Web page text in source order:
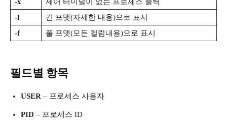
-x
제어 터미널이 없는 프로세스 출력
-l
긴 포맷(자세한 내용)으로 표시
-f
풀 포맷(모든 컬럼내용)으로 표시
필드별 항목
USER – 프로세스 사용자
PID – 프로세스 ID